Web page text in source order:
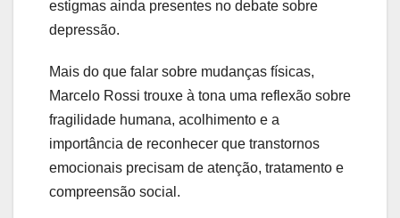
estigmas ainda presentes no debate sobre
depressão.
Mais do que falar sobre mudanças físicas,
Marcelo Rossi trouxe à tona uma reflexão sobre
fragilidade humana, acolhimento e a
importância de reconhecer que transtornos
emocionais precisam de atenção, tratamento e
compreensão social.